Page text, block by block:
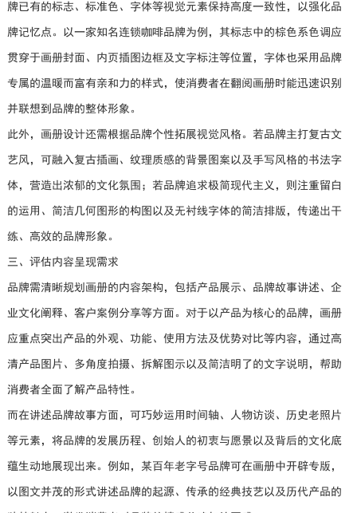
牌已有的标志、标准色、字体等视觉元素保持高度一致性，以强化品
牌记忆点。以一家知名连锁咖啡品牌为例，其标志中的棕色系色调应
贯穿于画册封面、内页插图边框及文字标注等位置，字体也采用品牌
专属的温暖而富有亲和力的样式，使消费者在翻阅画册时能迅速识别
并联想到品牌的整体形象。
此外，画册设计还需根据品牌个性拓展视觉风格。若品牌主打复古文
艺风，可融入复古插画、纹理质感的背景图案以及手写风格的书法字
体，营造出浓郁的文化氛围；若品牌追求极简现代主义，则注重留白
的运用、简洁几何图形的构图以及无衬线字体的简洁排版，传递出干
练、高效的品牌形象。
三、评估内容呈现需求
品牌需清晰规划画册的内容架构，包括产品展示、品牌故事讲述、企
业文化阐释、客户案例分享等方面。对于以产品为核心的品牌，画册
应重点突出产品的外观、功能、使用方法及优势对比等内容，通过高
清产品图片、多角度拍摄、拆解图示以及简洁明了的文字说明，帮助
消费者全面了解产品特性。
而在讲述品牌故事方面，可巧妙运用时间轴、人物访谈、历史老照片
等元素，将品牌的发展历程、创始人的初衷与愿景以及背后的文化底
蕴生动地展现出来。例如，某百年老字号品牌可在画册中开辟专版，
以图文并茂的形式讲述品牌的起源、传承的经典技艺以及历代产品的